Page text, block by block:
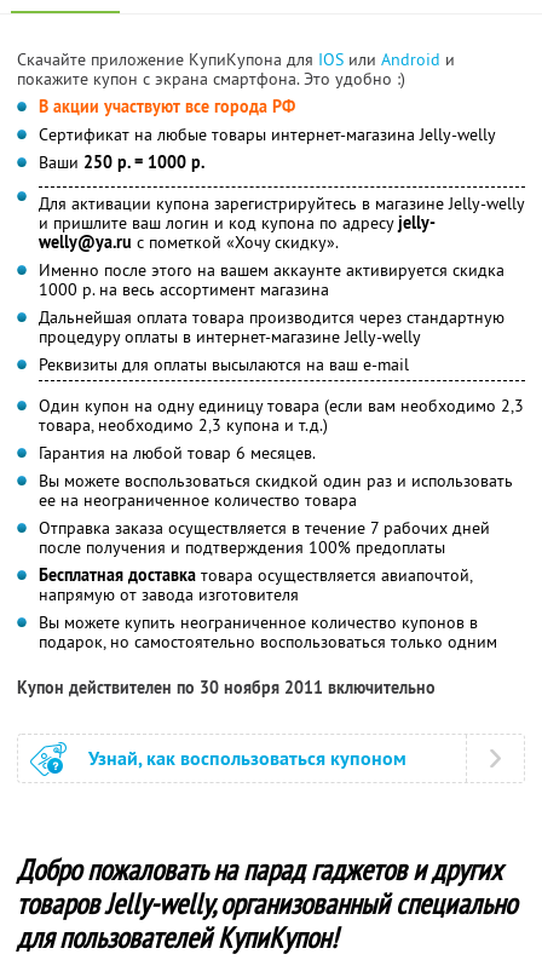
Скачайте приложение КупиКупона для IOS или Android и
покажите купон с экрана смартфона. Это удобно :)
В акции участвуют все города РФ
Сертификат на любые товары интернет-магазина Jelly-welly
Ваши 250 р. = 1000 р.
Для активации купона зарегистрируйтесь в магазине Jelly-welly
и пришлите ваш логин и код купона по адресуjelly-
welly@ya.ru c пометкой «Хочу скидку».
Именно после этого на вашем аккаунте активируется скидка
1000 р. на весь ассортимент магазина
Дальнейшая оплата товара производится через стандартную
процедуру оплаты в интернет-магазине Jelly-welly
Реквизиты для оплаты высылаются на ваш е-mail
Один купон на одну единицу товара (если вам необходимо 2,3
товара, необходимо 2,3 купона и т.д.)
Гарантия на любой товар 6 месяцев.
Вы можете воспользоваться скидкой один раз и использовать
ее на неограниченное количество товара
Отправка заказа осуществляется в течение 7 рабочих дней
после получения и подтверждения 100% предоплаты
Бесплатная доставка товара осуществляется авиапочтой,
напрямую от завода изготовителя
Вы можете купить неограниченное количество купонов в
подарок, но самостоятельно воспользоваться только одним
Купон действителен по 30 ноября 2011 включительно
Узнай, как воспользоваться купоном
Добро пожаловать на парад гаджетов и других
товаров Jelly-welly, организованный специально
для пользователей КупиКупон!